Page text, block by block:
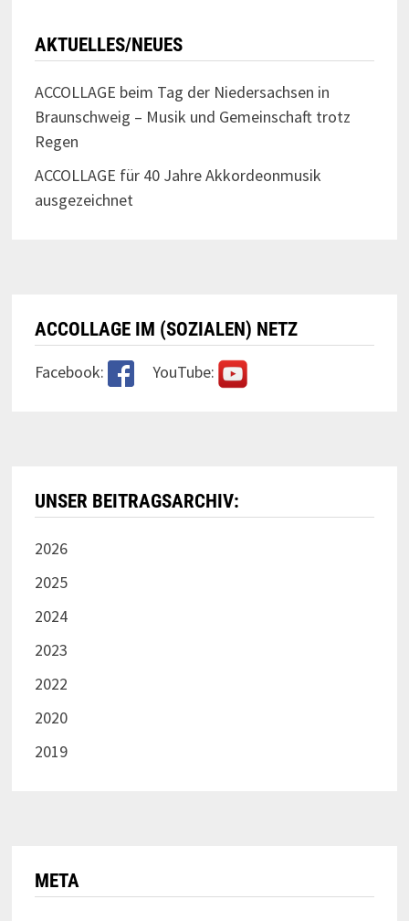
AKTUELLES/NEUES
ACCOLLAGE beim Tag der Niedersachsen in
Braunschweig – Musik und Gemeinschaft trotz
Regen
ACCOLLAGE für 40 Jahre Akkordeonmusik
ausgezeichnet
ACCOLLAGE IM (SOZIALEN) NETZ
Facebook: YouTube:
UNSER BEITRAGSARCHIV:
2026
2025
2024
2023
2022
2020
2019
META